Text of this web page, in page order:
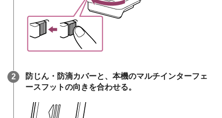
防じん・防滴カバーと、本機のマルチインターフェ
ースフットの向きを合わせる。